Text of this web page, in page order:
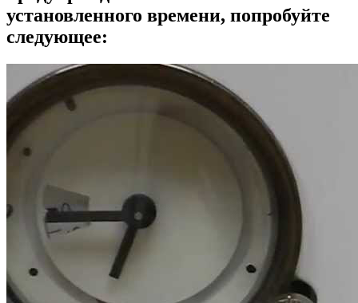
установленного времени, попробуйте
следующее: